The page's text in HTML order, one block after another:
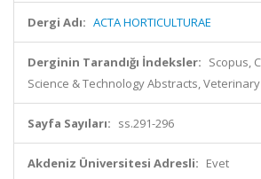
Dergi Adı: ACTA HORTICULTURAE
Derginin Tarandığı İndeksler: Scopus,
Science & Technology Abstracts,
Sayfa Sayıları: ss.291-296
Akdeniz Üniversitesi Adresli: Evet